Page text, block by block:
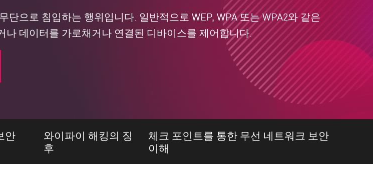
으로 침입하는 행위입니다. 일반적으로 WEP, WPA 또는 WPA2와 같은
데이터를 가로채거나 연결된 디바이스를 제어합니다.
안
와이파이 해킹의 징
후
체크 포인트를 통한 무선 네트워크 보안
이해